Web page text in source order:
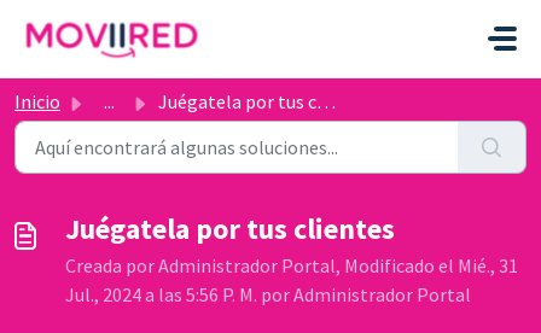
Inicio ... Juégatela por tus clientes
Juégatela por tus clientes
Creada por Administrador Portal, Modificado el Mié., 31
Jul., 2024 a las 5:56 P. M. por Administrador Portal